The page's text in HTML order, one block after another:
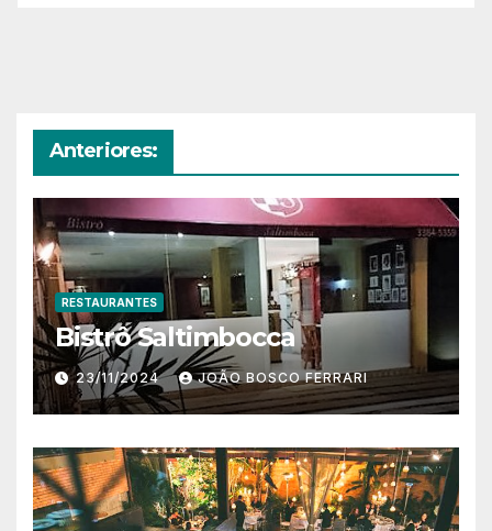
Anteriores:
RESTAURANTES
Bistrô Saltimbocca
23/11/2024 JOÃO BOSCO FERRARI